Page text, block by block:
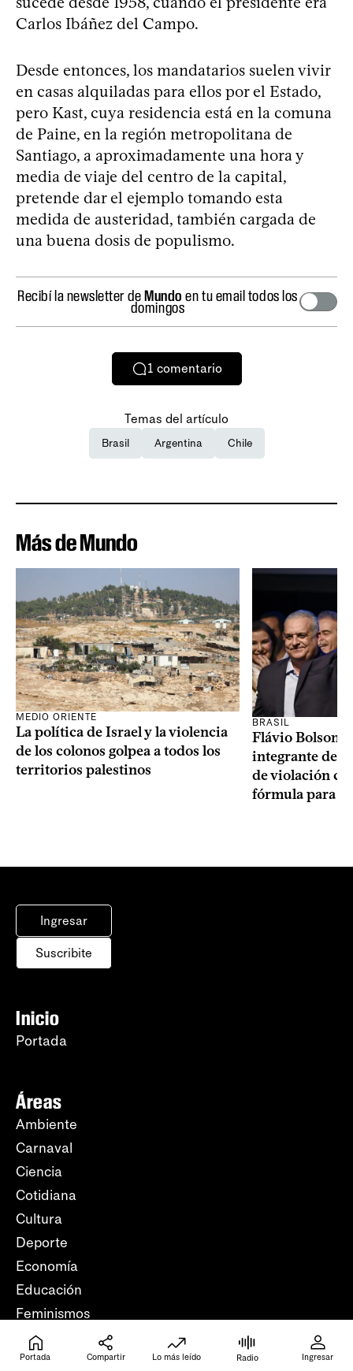
Carlos Ibáñez del Campo.
Desde entonces, los mandatarios suelen vivir
en casas alquiladas para ellos por el Estado,
pero Kast, cuya residencia está en la comuna
de Paine, en la región metropolitana de
Santiago, a aproximadamente una hora y
media de viaje del centro de la capital,
pretende dar el ejemplo tomando esta
medida de austeridad, también cargada de
una buena dosis de populismo.
Recibí la newsletter deMundo en tu email todos los
domingos
1 comentario
Temas del artículo
Brasil Argentina Chile
Más de Mundo
MEDIO ORIENTE
La política de Israel y la violencia
de los colonos golpea a todos los
territorios palestinos
BRASIL
Flávio
integrante de
de violación
fórmula para
Ingresar
Suscribite
Inicio
Portada
Áreas
Ambiente
Carnaval
Ciencia
Cotidiana
Cultura
Deporte
Economía
Educación
Feminismos
Futuro
Justicia
Portada Compartir Lo más leído Radio Ingresar